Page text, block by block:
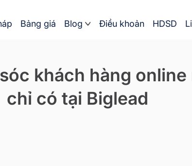
Bảng giá Blog Điều khoản HDSD
khách hàng online
chỉ có tại Biglead